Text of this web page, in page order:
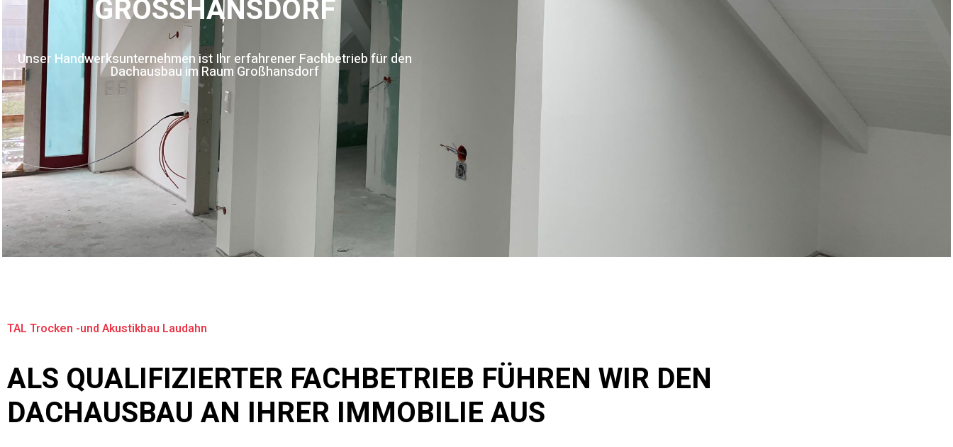
GROSSHANSDORF
Unser Handwerksunternehmen ist Ihr erfahrener Fachbetrieb für den
Dachausbau im Raum Großhansdorf
TAL Trocken -und Akustikbau Laudahn
ALS QUALIFIZIERTER FACHBETRIEB FÜHREN WIR DEN
DACHAUSBAU AN IHRER IMMOBILIE AUS